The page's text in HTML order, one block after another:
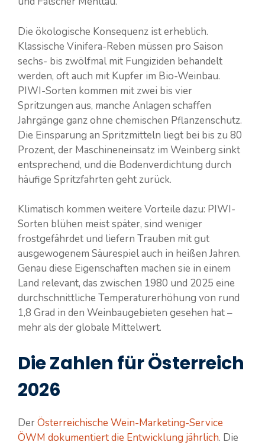
Die ökologische Konsequenz ist erheblich.
Klassische Vinifera-Reben müssen pro Saison
sechs- bis zwölfmal mit Fungiziden behandelt
werden, oft auch mit Kupfer im Bio-Weinbau.
PIWI-Sorten kommen mit zwei bis vier
Spritzungen aus, manche Anlagen schaffen
Jahrgänge ganz ohne chemischen Pflanzenschutz.
Die Einsparung an Spritzmitteln liegt bei bis zu 80
Prozent, der Maschineneinsatz im Weinberg sinkt
entsprechend, und die Bodenverdichtung durch
häufige Spritzfahrten geht zurück.
Klimatisch kommen weitere Vorteile dazu: PIWI-
Sorten blühen meist später, sind weniger
frostgefährdet und liefern Trauben mit gut
ausgewogenem Säurespiel auch in heißen Jahren.
Genau diese Eigenschaften machen sie in einem
Land relevant, das zwischen 1980 und 2025 eine
durchschnittliche Temperaturerhöhung von rund
1,8 Grad in den Weinbaugebieten gesehen hat –
mehr als der globale Mittelwert.
Die Zahlen für Österreich
2026
DerÖsterreichische Wein-Marketing-Service
ÖWM dokumentiert die Entwicklung jährlich. Die